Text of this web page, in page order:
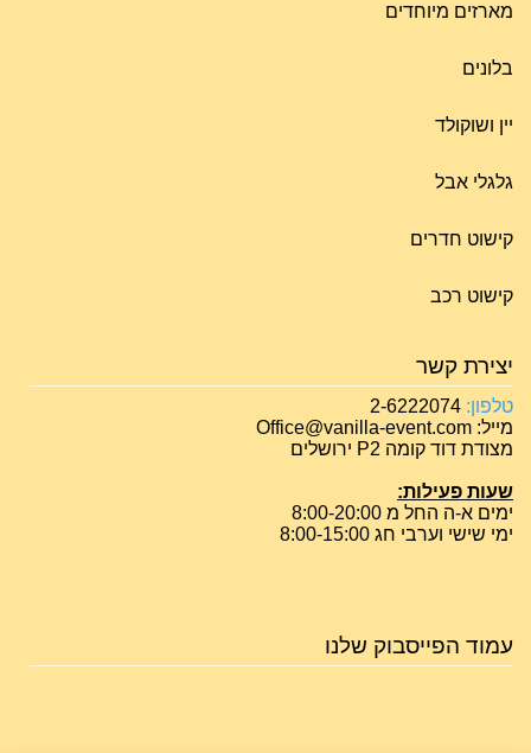
מארזים מיוחדים
בלונים
יין ושוקולד
גלגלי אבל
קישוט חדרים
קישוט רכב
יצירת קשר
טלפון: 2-6222074
מייל: Office@vanilla-event.com
מצודת דוד קומה P2 ירושלים
שעות פעילות:
ימים א-ה החל מ 8:00-20:00
ימי שישי וערבי חג 8:00-15:00
עמוד הפייסבוק שלנו